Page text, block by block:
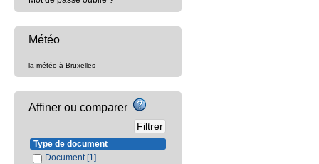
Météo
la météo à Bruxelles
Affiner ou comparer
Type de document
Document [1]